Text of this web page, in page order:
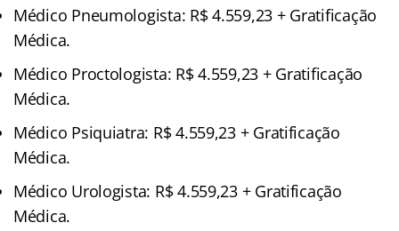
Médico Pneumologista: R$ 4.559,23 + Gratificação
Médica.
Médico Proctologista: R$ 4.559,23 + Gratificação
Médica.
Médico Psiquiatra: R$ 4.559,23 + Gratificação
Médica.
Médico Urologista: R$ 4.559,23 + Gratificação
Médica.